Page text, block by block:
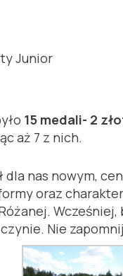
Junior
15 medali- 2
aż 7 z nich.
nas nowym,
oraz
Nie